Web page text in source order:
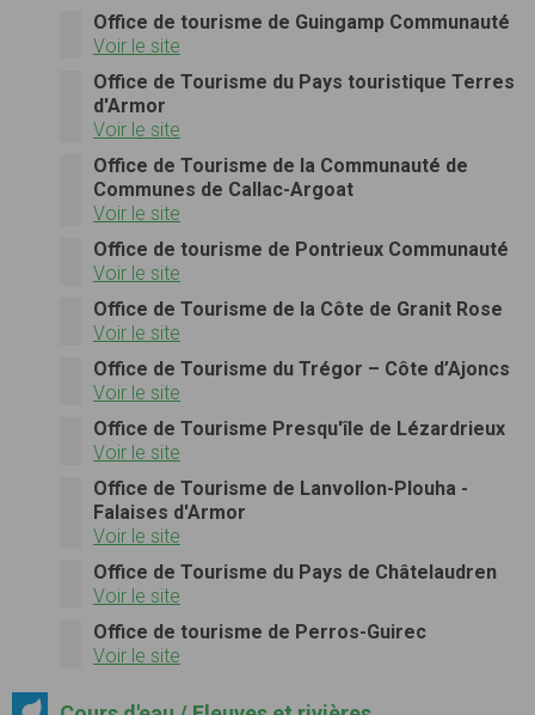
Office de tourisme de Guingamp Communauté
Voir le site
Office de Tourisme du Pays touristique Terres
d'Armor
Voir le site
Office de Tourisme de la Communauté de
Communes de Callac-Argoat
Voir le site
Office de tourisme de Pontrieux Communauté
Voir le site
Office de Tourisme de la Côte de Granit Rose
Voir le site
Office de Tourisme du Trégor – Côte d’Ajoncs
Voir le site
Office de Tourisme Presqu'île de Lézardrieux
Voir le site
Office de Tourisme de Lanvollon-Plouha -
Falaises d'Armor
Voir le site
Office de Tourisme du Pays de Châtelaudren
Voir le site
Office de tourisme de Perros-Guirec
Voir le site